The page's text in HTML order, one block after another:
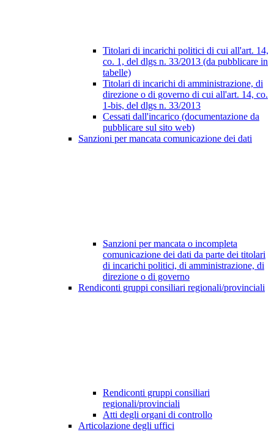
Titolari di incarichi politici di cui all'art. 14,
co. 1, del dlgs n. 33/2013 (da pubblicare in
tabelle)
Titolari di incarichi di amministrazione, di
direzione o di governo di cui all'art. 14, co.
1-bis, del dlgs n. 33/2013
Cessati dall'incarico (documentazione da
pubblicare sul sito web)
Sanzioni per mancata comunicazione dei dati
Sanzioni per mancata o incompleta
comunicazione dei dati da parte dei titolari
di incarichi politici, di amministrazione, di
direzione o di governo
Rendiconti gruppi consiliari regionali/provinciali
Rendiconti gruppi consiliari
regionali/provinciali
Atti degli organi di controllo
Articolazione degli uffici